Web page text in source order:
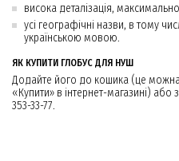
висока деталізація, максимально
усі географічні назви, в тому
українською мовою.
ЯК КУПИТИ ГЛОБУС ДЛЯ НУШ
Додайте його до кошика (це
«Купити» в інтернет-магазині)
353-33-77.